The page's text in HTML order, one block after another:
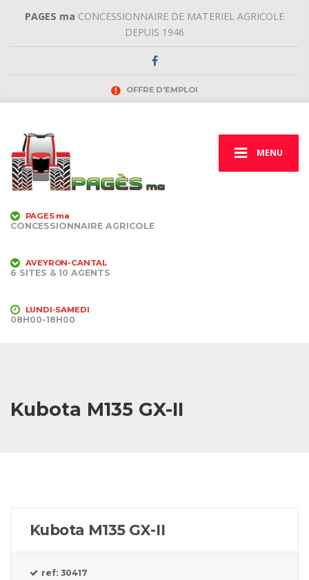
PAGES ma CONCESSIONNAIRE DE MATERIEL AGRICOLE
DEPUIS 1946
OFFRE D'EMPLOI
MENU
PAGES ma
CONCESSIONNAIRE AGRICOLE
AVEYRON-CANTAL
6 SITES & 10 AGENTS
LUNDI-SAMEDI
08H00-18H00
Kubota M135 GX-II
Kubota M135 GX-II
ref: 30417